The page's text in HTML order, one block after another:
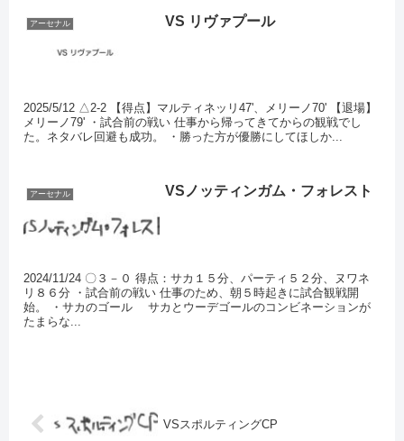
アーセナル VS リヴァプール
2025/5/12 △2-2 【得点】マルティネッリ47'、メリーノ70' 【退場】
メリーノ79' ・試合前の戦い 仕事から帰ってきてからの観戦でし
た。ネタバレ回避も成功。 ・勝った方が優勝にしてほしか...
アーセナル VSノッティンガム・フォレスト
2024/11/24 〇３－０ 得点：サカ１５分、パーティ５２分、ヌワネ
リ８６分 ・試合前の戦い 仕事のため、朝５時起きに試合観戦開
始。 ・サカのゴール サカとウーデゴールのコンビネーションが
たまらな...
VSスポルティングCP